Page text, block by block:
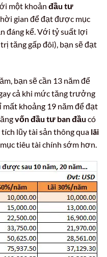
một khoản đầu tư
gian để đạt được mục
đáng kể. Với tỷ suất lợi
tăng gấp đôi), bạn sẽ đạt
bạn sẽ cần 13 năm để
cả khi mức tăng trưởng
mất khoảng 19 năm để đạt
vốn đầu tư ban đầu có
lũy tài sản thông qua lãi
tiêu tài chính sớm hơn.